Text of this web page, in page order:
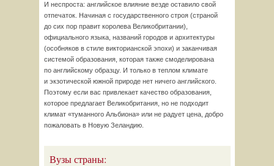
И неспроста: английское влияние везде оставило свой
отпечаток. Начиная с государственного строя (страной
до сих пор правит королева Великобритании),
официального языка, названий городов и архитектуры
(особняков в стиле викторианской эпохи) и заканчивая
системой образования, которая также смоделирована
по английскому образцу. И только в теплом климате
и экзотической южной природе нет ничего английского.
Поэтому если вас привлекает качество образования,
которое предлагает Великобритания, но не подходит
климат «туманного Альбиона» или не радует цена, добро
пожаловать в Новую Зеландию.
Вузы страны: